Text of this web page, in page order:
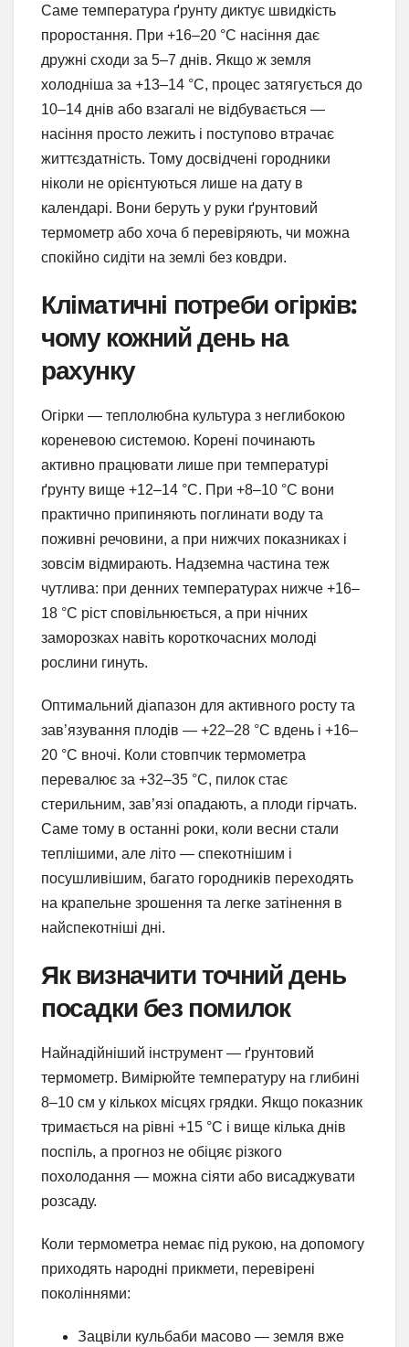
Саме температура ґрунту диктує швидкість
проростання. При +16–20 °C насіння дає
дружні сходи за 5–7 днів. Якщо ж земля
холодніша за +13–14 °C, процес затягується до
10–14 днів або взагалі не відбувається —
насіння просто лежить і поступово втрачає
життєздатність. Тому досвідчені городники
ніколи не орієнтуються лише на дату в
календарі. Вони беруть у руки ґрунтовий
термометр або хоча б перевіряють, чи можна
спокійно сидіти на землі без ковдри.
Кліматичні потреби огірків:
чому кожний день на
рахунку
Огірки — теплолюбна культура з неглибокою
кореневою системою. Корені починають
активно працювати лише при температурі
ґрунту вище +12–14 °C. При +8–10 °C вони
практично припиняють поглинати воду та
поживні речовини, а при нижчих показниках і
зовсім відмирають. Надземна частина теж
чутлива: при денних температурах нижче +16–
18 °C ріст сповільнюється, а при нічних
заморозках навіть короткочасних молоді
рослини гинуть.
Оптимальний діапазон для активного росту та
зав’язування плодів — +22–28 °C вдень і +16–
20 °C вночі. Коли стовпчик термометра
перевалює за +32–35 °C, пилок стає
стерильним, зав’язі опадають, а плоди гірчать.
Саме тому в останні роки, коли весни стали
теплішими, але літо — спекотнішим і
посушливішим, багато городників переходять
на крапельне зрошення та легке затінення в
найспекотніші дні.
Як визначити точний день
посадки без помилок
Найнадійніший інструмент — ґрунтовий
термометр. Вимірюйте температуру на глибині
8–10 см у кількох місцях грядки. Якщо показник
тримається на рівні +15 °C і вище кілька днів
поспіль, а прогноз не обіцяє різкого
похолодання — можна сіяти або висаджувати
розсаду.
Коли термометра немає під рукою, на допомогу
приходять народні прикмети, перевірені
поколіннями:
Зацвіли кульбаби масово — земля вже